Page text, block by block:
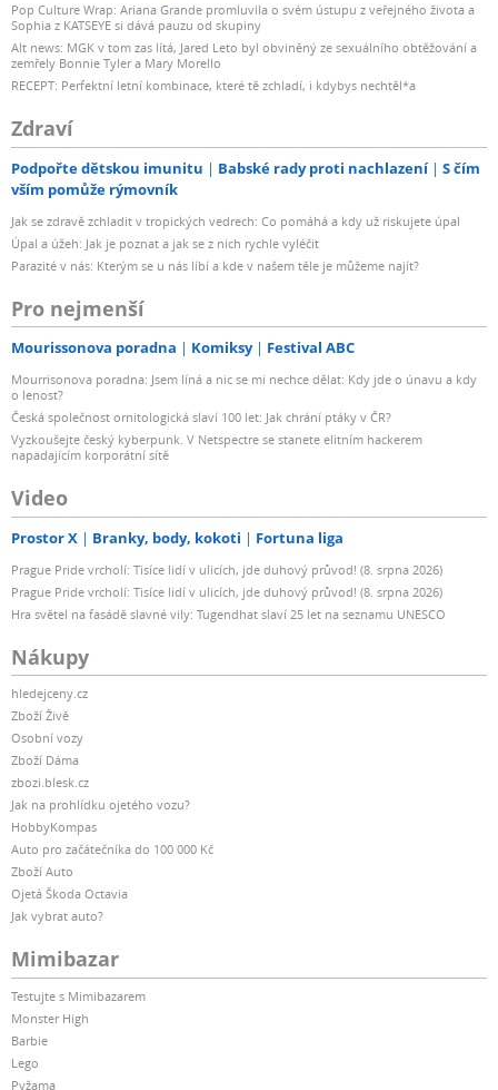
Pop Culture Wrap: Ariana Grande promluvila o svém ústupu z veřejného života a
Sophia z KATSEYE si dává pauzu od skupiny
Alt news: MGK v tom zas lítá, Jared Leto byl obviněný ze sexuálního obtěžování a
zemřely Bonnie Tyler a Mary Morello
RECEPT: Perfektní letní kombinace, které tě zchladí, i kdybys nechtěl*a
Zdraví
Podpořte dětskou imunitu Babské rady proti nachlazení
S čím
vším pomůže rýmovník
Jak se zdravě zchladit v tropických vedrech: Co pomáhá a kdy už riskujete úpal
Úpal a úžeh: Jak je poznat a jak se z nich rychle vyléčit
Parazité v nás: Kterým se u nás líbí a kde v našem těle je můžeme najít?
Pro nejmenší
Mourissonova poradna Komiksy Festival ABC
Mourrisonova poradna: Jsem líná a nic se mi nechce dělat: Kdy jde o únavu a kdy
o lenost?
Česká společnost ornitologická slaví 100 let: Jak chrání ptáky v ČR?
Vyzkoušejte český kyberpunk. V Netspectre se stanete elitním hackerem
napadajícím korporátní sítě
Video
Prostor X Branky, body, kokoti Fortuna liga
Prague Pride vrcholí: Tisíce lidí v ulicích, jde duhový průvod! (8. srpna 2026)
Prague Pride vrcholí: Tisíce lidí v ulicích, jde duhový průvod! (8. srpna 2026)
Hra světel na fasádě slavné vily: Tugendhat slaví 25 let na seznamu UNESCO
Nákupy
hledejceny.cz
Zboží Živě
Osobní vozy
Zboží Dáma
zbozi.blesk.cz
Jak na prohlídku ojetého vozu?
HobbyKompas
Auto pro začátečníka do 100 000 Kč
Zboží Auto
Ojetá Škoda Octavia
Jak vybrat auto?
Mimibazar
Testujte s Mimibazarem
Monster High
Barbie
Lego
Pyžama